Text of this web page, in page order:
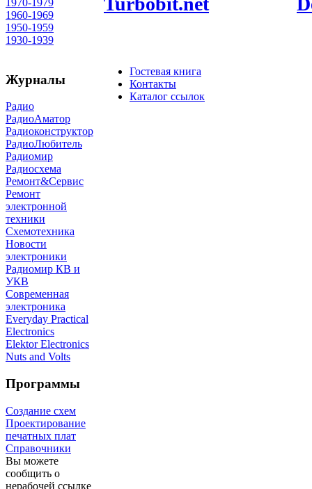
1960-1969
1950-1959
1930-1939
Журналы
Радио
РадиоАматор
Радиоконструктор
РадиоЛюбитель
Радиомир
Радиосхема
Ремонт&Сервис
Ремонт
электронной
техники
Схемотехника
Новости
электроники
Радиомир КВ и
УКВ
Современная
электроника
Everyday Practical
Electronics
Elektor Electronics
Nuts and Volts
Программы
Создание схем
Проектирование
печатных плат
Справочники
Вы можете
сообщить о
нерабочей ссылке
Гостевая книга
Контакты
Каталог ссылок